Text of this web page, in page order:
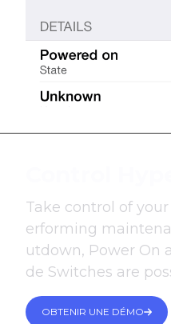
Take control of
erforming
utdown, Power On
de Switches are
OBTENIR UNE DÉMO